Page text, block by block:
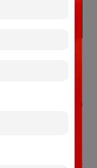
Why?” - Bạn
the following
are many cats